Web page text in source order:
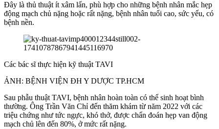
Đây là thủ thuật ít xâm lấn, phù hợp cho những bệnh nhân mắc hẹp
động mạch chủ nặng hoặc rất nặng, bệnh nhân tuổi cao, sức yếu, có
bệnh nền.
Các bác sĩ thực hiện kỹ thuật TAVI
ẢNH: BỆNH VIỆN ĐH Y DƯỢC TP.HCM
Sau phẫu thuật TAVI, bệnh nhân hoàn toàn có thể sinh hoạt bình
thường. Ông Trần Văn Chỉ đến thăm khám từ năm 2022 với các
triệu chứng như tức ngực, khó thở, được chẩn đoán hẹp van động
mạch chủ lên đến 80%, ở mức rất nặng.